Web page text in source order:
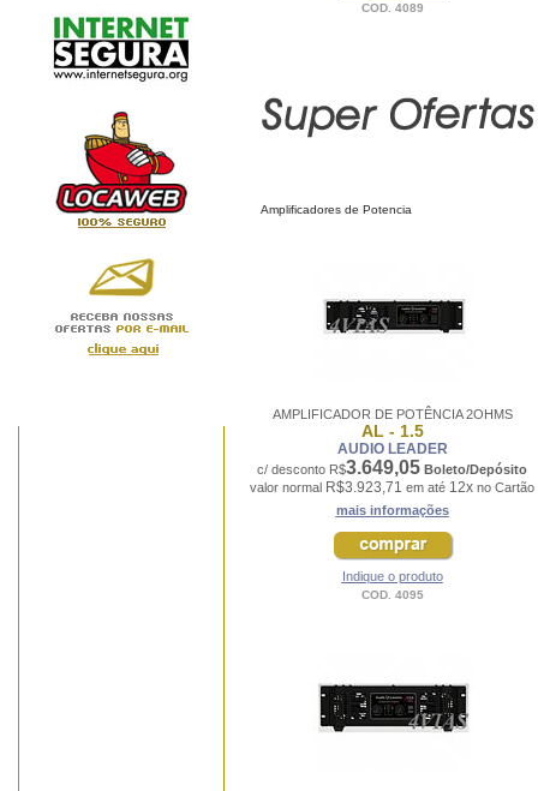
COD. 4089
Amplificadores de Potencia
AMPLIFICADOR DE POTÊNCIA 2OHMS
AL - 1.5
AUDIO LEADER
c/ desconto R$3.649,05 Boleto/Depósito
valor normal R$3.923,71 em até 12x no Cartão
mais informações
Indique o produto
COD. 4095